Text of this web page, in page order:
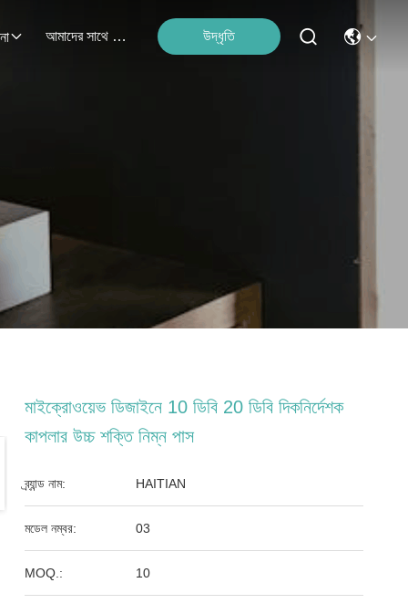
আমাদের সাথে যোগাযোগ উদ্ধৃতি
মাইক্রোওয়েভ ডিজাইনে 10 ডিবি 20 ডিবি দিকনির্দেশক
কাপলার উচ্চ শক্তি নিম্ন পাস
ব্র্যান্ড নাম: HAITIAN
মডেল নম্বর: 03
MOQ.: 10